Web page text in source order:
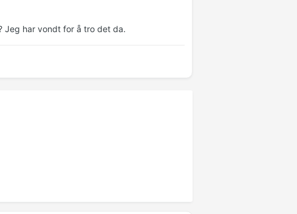
Jeg har vondt for å tro det da.